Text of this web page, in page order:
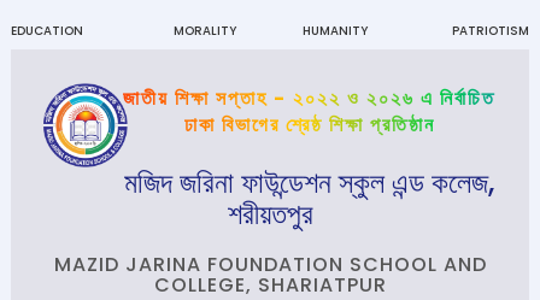
EDUCATION MORALITY HUMANITY PATRIOTISM
জাতীয় শিক্ষা সপ্তাহ - ২০২২ ও ২০২৬ এ নির্বাচিত
ঢাকা বিভাগের শ্রেষ্ঠ শিক্ষা প্রতিষ্ঠান
মজিদ জরিনা ফাউন্ডেশন স্কুল এন্ড কলেজ,
শরীয়তপুর
MAZID JARINA FOUNDATION SCHOOL AND
COLLEGE, SHARIATPUR